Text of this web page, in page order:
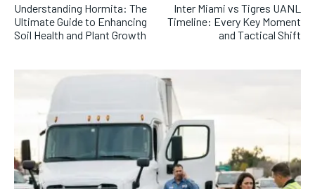
Understanding Hormita: The
Ultimate Guide to Enhancing
Soil Health and Plant Growth
Inter Miami vs Tigres UANL
Timeline: Every Key Moment
and Tactical Shift